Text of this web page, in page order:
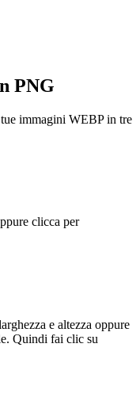
PNG
immagini WEBP in tre
clicca per
e altezza oppure
Quindi fai clic su